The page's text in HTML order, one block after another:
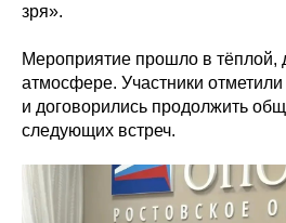
зря».
Мероприятие прошло в тёплой,
атмосфере. Участники отметили
и договорились продолжить
следующих встреч.